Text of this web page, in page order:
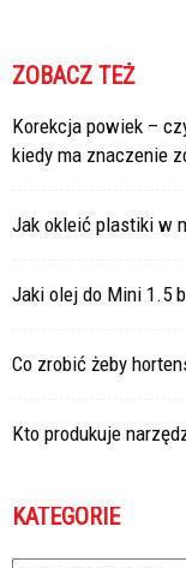
ZOBACZ TEŻ
Korekcja powiek –
kiedy ma znaczenie
Jak okleić plastiki w
Jaki olej do Mini 1.5
Co zrobić żeby
Kto produkuje
KATEGORIE
Kategorie